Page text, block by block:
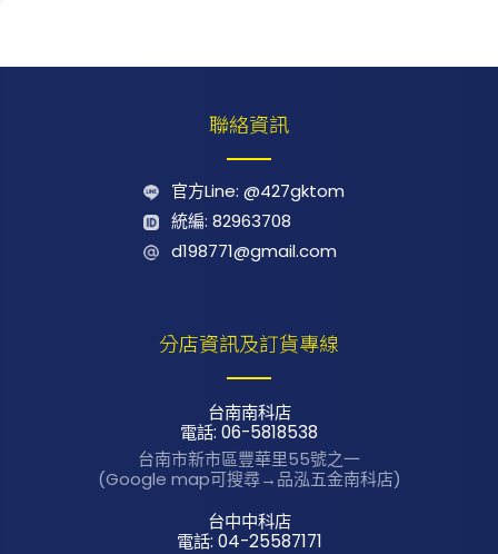
聯絡資訊
官方Line: @427gktom
統編: 82963708
d198771@gmail.com
分店資訊及訂貨專線
台南南科店
電話: 06-5818538
台南市新市區豐華里55號之一
(Google map可搜尋→品泓五金南科店)
台中中科店
電話: 04-25587171